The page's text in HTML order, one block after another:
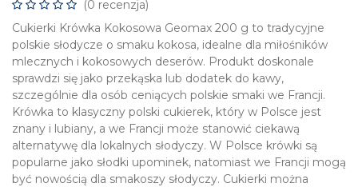
(0 recenzja)
Cukierki Krówka Kokosowa Geomax 200 g to tradycyjne
polskie słodycze o smaku kokosa, idealne dla miłośników
mlecznych i kokosowych deserów. Produkt doskonale
sprawdzi się jako przekąska lub dodatek do kawy,
szczególnie dla osób ceniących polskie smaki we Francji.
Krówka to klasyczny polski cukierek, który w Polsce jest
znany i lubiany, a we Francji może stanowić ciekawą
alternatywę dla lokalnych słodyczy. W Polsce krówki są
popularne jako słodki upominek, natomiast we Francji mogą
być nowością dla smakoszy słodyczy. Cukierki można